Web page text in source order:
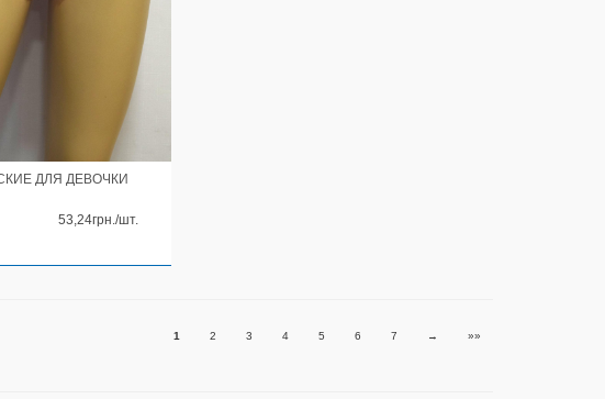
ДЛЯ ДЕВОЧКИ
53,24грн./шт.
1 2 3 4 5 6 7 → »»